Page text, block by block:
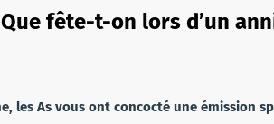
Que fête-t-on lors d’un
les As vous ont concocté une émission